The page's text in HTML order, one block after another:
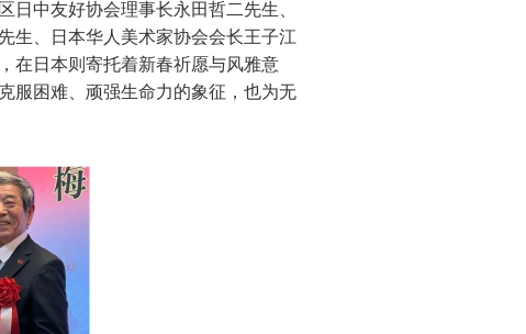
中友好协会理事长永田哲二先生、
生、日本华人美术家协会会长王子江
在日本则寄托着新春祈愿与风雅意
服困难、顽强生命力的象征，也为无